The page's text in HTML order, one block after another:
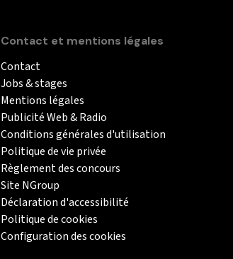
Contact et mentions légales
Contact
Jobs & stages
Mentions légales
Publicité Web & Radio
Conditions générales d'utilisation
Politique de vie privée
Règlement des concours
Site NGroup
Déclaration d'accessibilité
Politique de cookies
Configuration des cookies